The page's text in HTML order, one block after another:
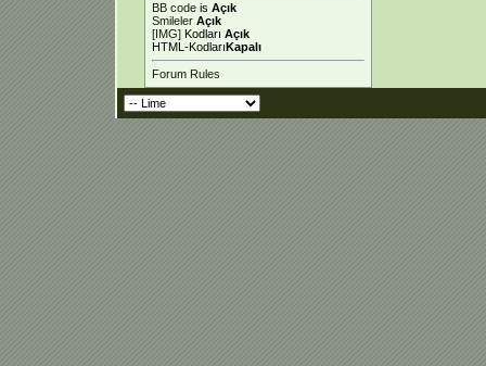
BB code is Açık
Smileler Açık
[IMG] Kodları Açık
HTML-KodlarıKapalı
Forum Rules